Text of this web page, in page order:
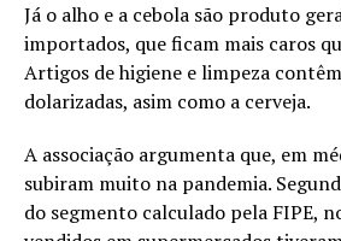
Já o alho e a cebola são produto
importados, que ficam mais caros
Artigos de higiene e limpeza
dolarizadas, asim como a cerveja.
A associação argumenta que, em
subiram muito na pandemia.
do segmento calculado pela FIPE,